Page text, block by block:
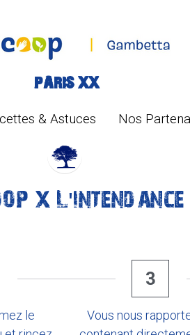
PARIS XX
& Astuces Nos
PARIS XX
& Astuces Nos
x L'intendance
le
3
Vous nous